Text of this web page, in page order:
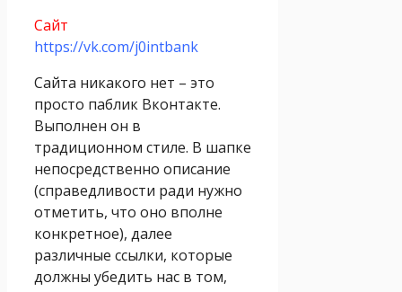
Сайт
https://vk.com/j0intbank
Сайта никакого нет – это
просто паблик Вконтакте.
Выполнен он в
традиционном стиле. В шапке
непосредственно описание
(справедливости ради нужно
отметить, что оно вполне
конкретное), далее
различные ссылки, которые
должны убедить нас в том,